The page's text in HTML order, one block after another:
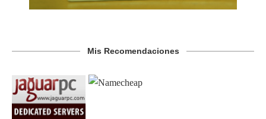
Mis Recomendaciones